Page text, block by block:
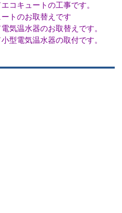
コキュートの工事です。
トのお取替えです
気温水器のお取替えです。
型電気温水器の取付です。